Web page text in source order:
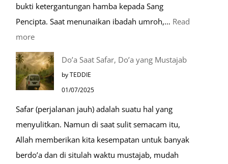
Kereta
Cepat
bukti ketergantungan hamba kepada Sang
Pencipta. Saat menunaikan ibadah umroh,… Read
more:
Tempat-
Tempat
Mustajab
Berdoa
Saat
Umroh
Do’a Saat Safar, Do’a yang Mustajab
by TEDDIE
01/07/2025
Safar (perjalanan jauh) adalah suatu hal yang
menyulitkan. Namun di saat sulit semacam itu,
Allah memberikan kita kesempatan untuk banyak
berdo’a dan di situlah waktu mustajab, mudah